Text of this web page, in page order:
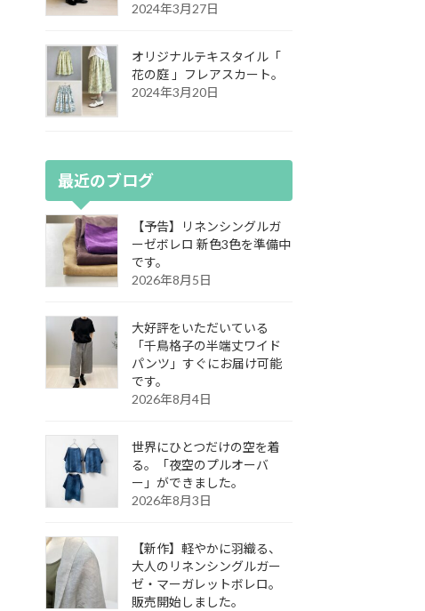
2024年3月27日
オリジナルテキスタイル「
花の庭 」フレアスカート。
2024年3月20日
最近のブログ
【予告】リネンシングルガ
ーゼボレロ 新色3色を準備中
です。
2026年8月5日
大好評をいただいている
「千鳥格子の半端丈ワイド
パンツ」すぐにお届け可能
です。
2026年8月4日
世界にひとつだけの空を着
る。「夜空のプルオーバ
ー」ができました。
2026年8月3日
【新作】軽やかに羽織る、
大人のリネンシングルガー
ゼ・マーガレットボレロ。
販売開始しました。